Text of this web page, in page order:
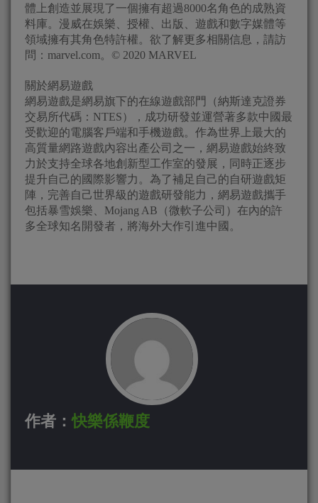
體上創造並展現了一個擁有超過8000名角色的成熟資
料庫。漫威在娛樂、授權、出版、遊戲和數字媒體等
領域擁有其角色特許權。欲了解更多相關信息，請訪
問：marvel.com。© 2020 MARVEL
關於網易遊戲
網易遊戲是網易旗下的在線遊戲部門（納斯達克證券
交易所代碼：NTES），成功研發並運營著多款中國最
受歡迎的電腦客戶端和手機遊戲。作為世界上最大的
高質量網路遊戲內容出產公司之一，網易遊戲始終致
力於支持全球各地創新型工作室的發展，同時正逐步
提升自己的國際影響力。為了補足自己的自研遊戲矩
陣，完善自己世界級的遊戲研發能力，網易遊戲攜手
包括暴雪娛樂、Mojang AB（微軟子公司）在內的許
多全球知名開發者，將海外大作引進中國。
作者：快樂係鞭度